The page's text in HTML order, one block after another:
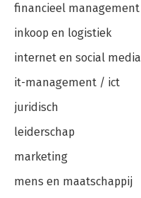
financieel management
inkoop en logistiek
internet en social media
it-management / ict
juridisch
leiderschap
marketing
mens en maatschappij